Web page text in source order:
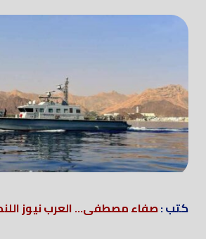
كتب :صفاء مصطفى... العرب نيوز